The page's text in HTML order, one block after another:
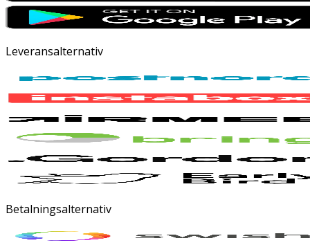
Leveransalternativ
Betalningsalternativ